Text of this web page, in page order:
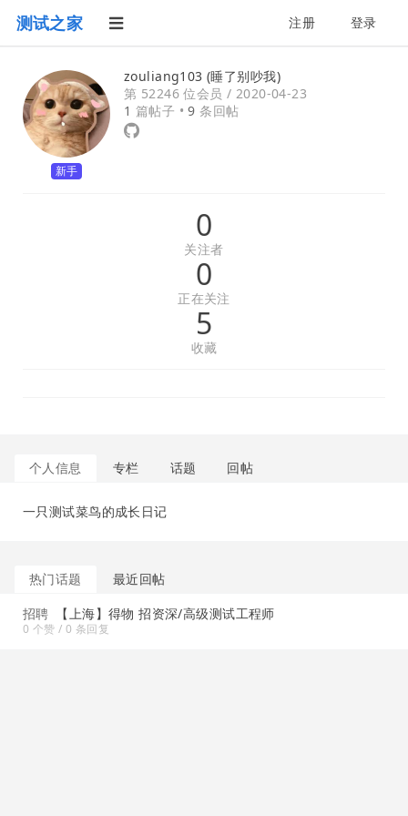
测试之家 注册 登录
新手
zouliang103 (睡了别吵我)
第 52246 位会员 / 2020-04-23
1 篇帖子 •9 条回帖
0
关注者
0
正在关注
5
收藏
个人信息 专栏 话题 回帖
一只测试菜鸟的成长日记
热门话题
最近回帖
招聘
【上海】得物 招资深/高级测试工程师
0 个赞 / 0 条回复